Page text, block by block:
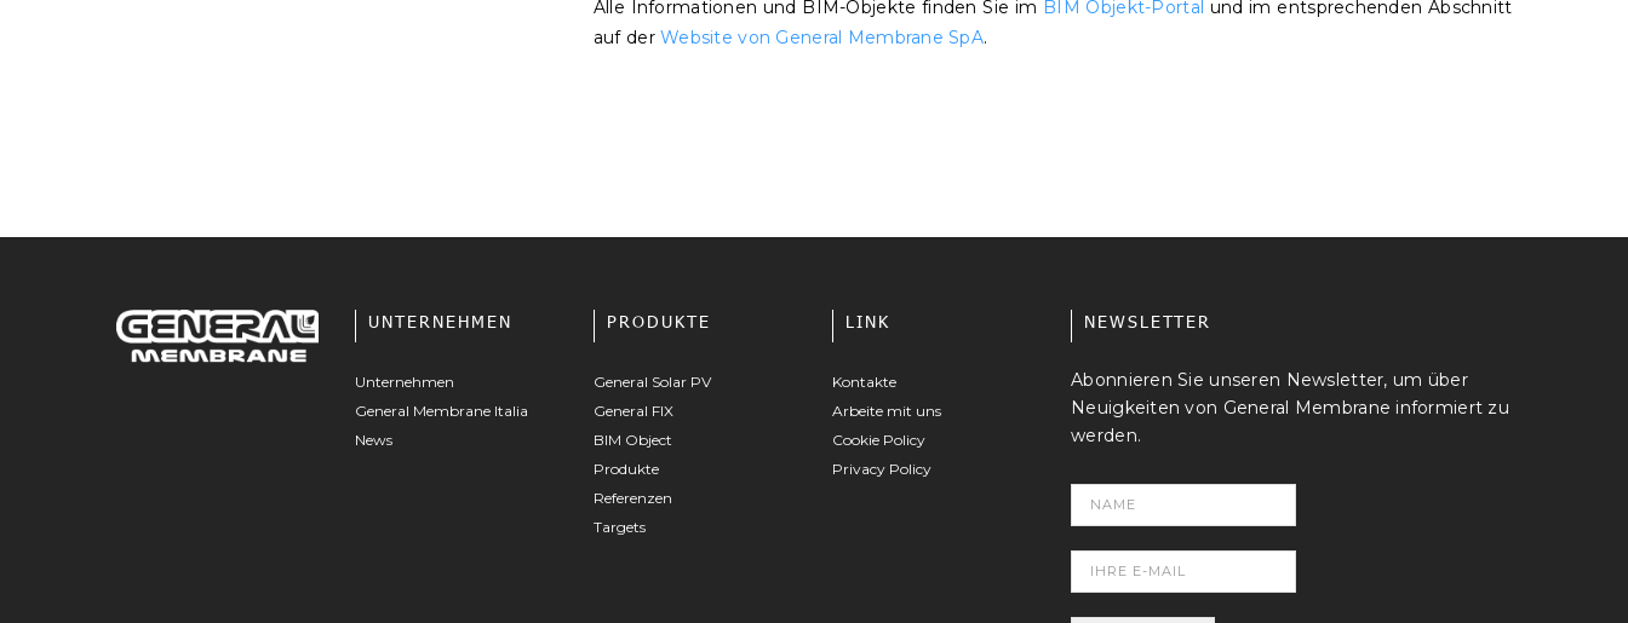
Alle Informationen und BIM-Objekte finden Sie im BIM Objekt-Portal und im entsprechenden Abschnitt
auf derWebsite von General Membrane SpA.
UNTERNEHMEN
Unternehmen
General Membrane Italia
News
PRODUKTE
General Solar PV
General FIX
BIM Object
Produkte
Referenzen
Targets
LINK
Kontakte
Arbeite mit uns
Cookie Policy
Privacy Policy
NEWSLETTER
Abonnieren Sie unseren Newsletter, um über
Neuigkeiten von General Membrane informiert zu
werden.